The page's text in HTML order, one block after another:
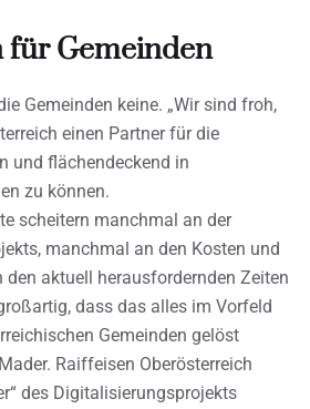
für Gemeinden
Gemeinden keine. „Wir sind froh,
einen Partner für die
und flächendeckend in
zu können.
scheitern manchmal an der
manchmal an den Kosten und
den aktuell herausfordernden Zeiten
dass das alles im Vorfeld
Gemeinden gelöst
Raiffeisen Oberösterreich
des Digitalisierungsprojekts